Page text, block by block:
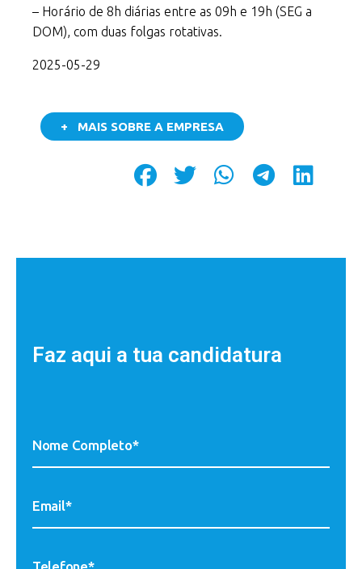
– Horário de 8h diárias entre as 09h e 19h (SEG a
DOM), com duas folgas rotativas.
2025-05-29
+ MAIS SOBRE A EMPRESA
Faz aqui a tua candidatura